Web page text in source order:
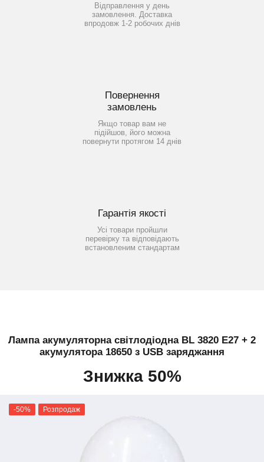
Відправлення у день
замовлення. Доставка
впродовж 1-2 робочих днів
Повернення
замовлень
Якщо товар вам не
підійшов, його можна
повернути протягом 14 днів
Гарантія якості
Усі товари пройшли
перевірку та відповідають
встановленим стандартам
Лампа акумуляторна світлодіодна BL 3820 E27 + 2
акумулятора 18650 з USB заряджання
Знижка 50%
-50% Розпродаж